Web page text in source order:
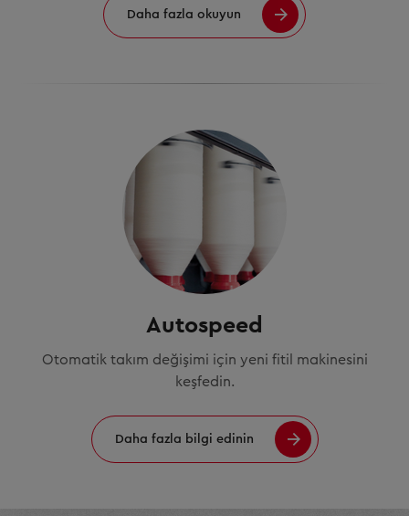
Daha fazla okuyun
Autospeed
Otomatik takım değişimi için yeni fitil makinesini
keşfedin.
Daha fazla bilgi edinin